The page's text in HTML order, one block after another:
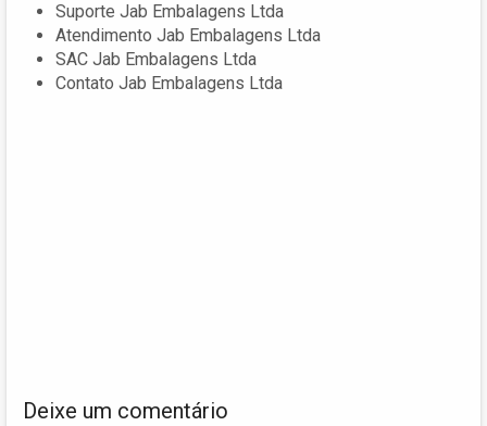
Suporte Jab Embalagens Ltda
Atendimento Jab Embalagens Ltda
SAC Jab Embalagens Ltda
Contato Jab Embalagens Ltda
Deixe um comentário